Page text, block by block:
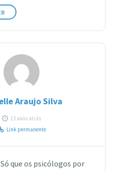
Araujo Silva
13 anos atrás
Link permanente
que os psicólogos por